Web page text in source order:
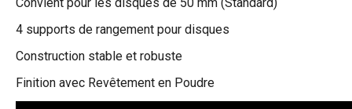
4 supports de rangement pour disques
Construction stable et robuste
Finition avec Revêtement en Poudre